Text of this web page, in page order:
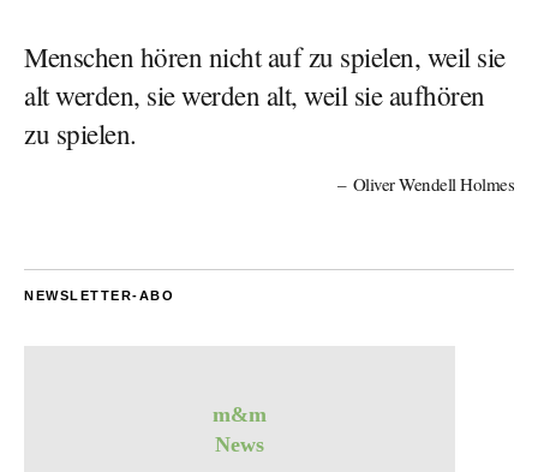
Menschen hören nicht auf zu spielen, weil sie
alt werden, sie werden alt, weil sie aufhören
zu spielen.
Oliver Wendell Holmes
NEWSLETTER-ABO
m&m
News